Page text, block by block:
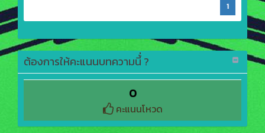
1
ต้องการให้คะแนนบทความนี้่ ?
0
คะแนนโหวด